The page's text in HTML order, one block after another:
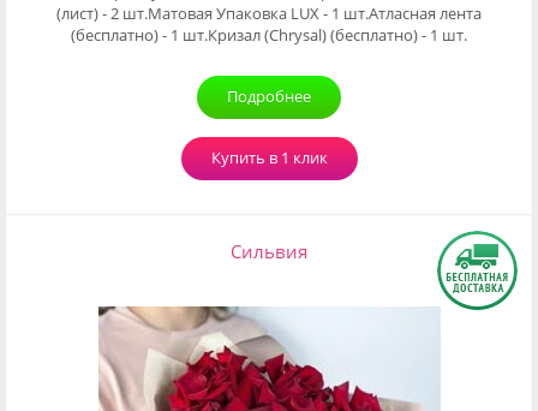
(лист) - 2 шт.Матовая Упаковка LUX - 1 шт.Атласная лента
(бесплатно) - 1 шт.Кризал (Chrysal) (бесплатно) - 1 шт.
Подробнее
Купить в 1 клик
Сильвия